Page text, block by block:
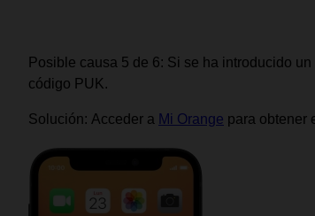
Posible causa 5 de 6: Si se ha introducido
código PUK.
Solución: Acceder a Mi Orange para obtener